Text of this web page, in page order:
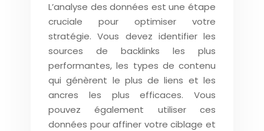
L’analyse des données est une étape
cruciale pour optimiser votre
stratégie. Vous devez identifier les
sources de backlinks les plus
performantes, les types de contenu
qui génèrent le plus de liens et les
ancres les plus efficaces. Vous
pouvez également utiliser ces
données pour affiner votre ciblage et